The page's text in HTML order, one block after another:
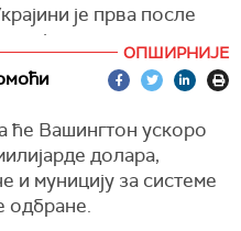
на позицију. Без
је белоруски
неће доћи.
јужну границу са
и прати ситуацију
дешавало у њеној
је прва после
то је одмах након
колико је важно за
корацима",
мира који је
декларацији.
односе у
ОПШИРНИЈЕ
ће Вашингтон ускоро
долара,
и муницију за системе
одбране.